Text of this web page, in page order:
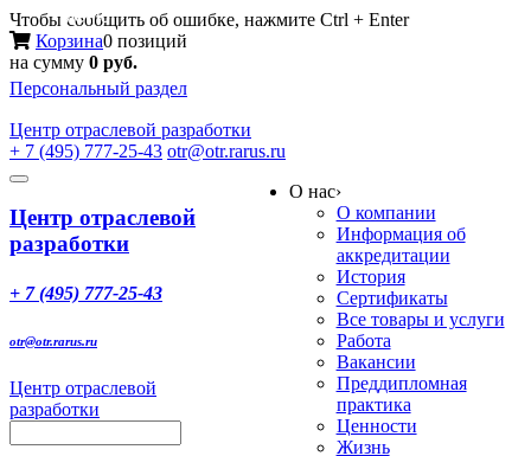
Чтобы сообщить об ошибке, нажмите Ctrl + Enter
Корзина0 позиций
на сумму 0 руб.
Персональный раздел
Центр отраслевой разработки
+ 7 (495) 777-25-43 otr@otr.rarus.ru
Toggle
Меню
Центр отраслевой
разработки
+ 7 (495) 777-25-43
otr@otr.rarus.ru
Центр отраслевой
разработки
О нас›
О компании
Информация об
аккредитации
История
Сертификаты
Все товары и услуги
Работа
Вакансии
Преддипломная
практика
Ценности
Жизнь